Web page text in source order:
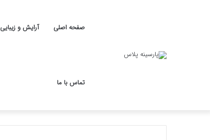
صفحه اصلی آرایش و زیبایی
تماس با ما